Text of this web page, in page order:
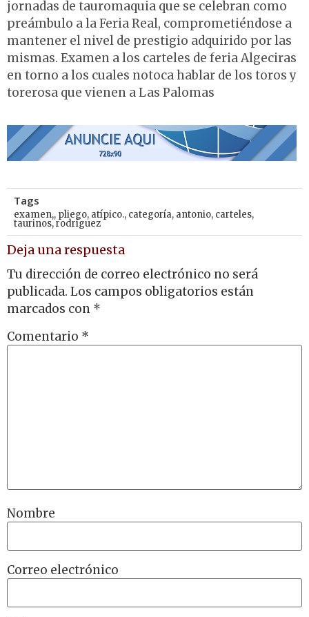
jornadas de tauromaquia que se celebran como
preámbulo a la Feria Real, comprometiéndose a
mantener el nivel de prestigio adquirido por las
mismas. Examen a los carteles de feria Algeciras
en torno a los cuales notoca hablar de los toros y
torerosa que vienen a Las Palomas
Tags
examen,, pliego, atípico., categoría, antonio, carteles,
taurinos,rodríguez
Deja una respuesta
Tu dirección de correo electrónico no será
publicada. Los campos obligatorios están
marcados con *
Comentario *
Nombre
Correo electrónico